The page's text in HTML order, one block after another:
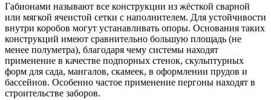
Габионами называют все конструкции из жёсткой сварной
или мягкой ячеистой сетки с наполнителем. Для устойчивости
внутри коробов могут устанавливать опоры. Основания таких
конструкций имеют сравнительно большую площадь (не
менее полуметра), благодаря чему системы находят
применение в качестве подпорных стенок, скульптурных
форм для сада, мангалов, скамеек, в оформлении прудов и
бассейнов. Особенно частое применение пергоны находят в
строительстве заборов.